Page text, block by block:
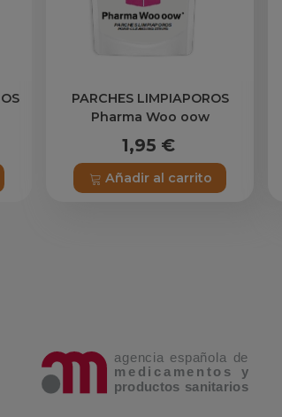
PARCHES LIMPIAPOROS
Pharma Woo oow
1,95 €
Añadir al carrito